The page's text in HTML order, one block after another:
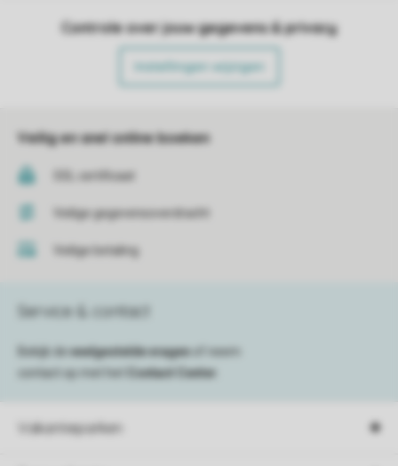
Controle over jouw gegevens & privacy
Instellingen wijzigen
Veilig en snel online boeken
SSL certificaat
Veilige gegevensoverdracht
Veilige betaling
Vakantieparken
Service & contact
Bekijk de veelgestelde vragen
of neem
contact op met het
Contact Center